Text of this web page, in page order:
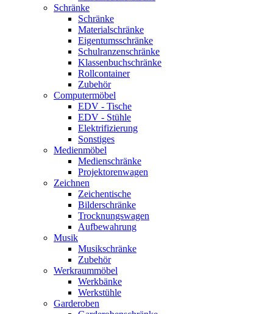
Schränke
Schränke
Materialschränke
Eigentumsschränke
Schulranzenschränke
Klassenbuchschränke
Rollcontainer
Zubehör
Computermöbel
EDV - Tische
EDV - Stühle
Elektrifizierung
Sonstiges
Medienmöbel
Medienschränke
Projektorenwagen
Zeichnen
Zeichentische
Bilderschränke
Trocknungswagen
Aufbewahrung
Musik
Musikschränke
Zubehör
Werkraummöbel
Werkbänke
Werkstühle
Garderoben